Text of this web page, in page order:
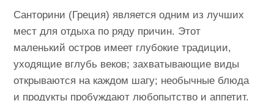
Санторини (Греция) является одним из лучших
мест для отдыха по ряду причин. Этот
маленький остров имеет глубокие традиции,
уходящие вглубь веков; захватывающие виды
открываются на каждом шагу; необычные блюда
и продукты пробуждают любопытство и аппетит.